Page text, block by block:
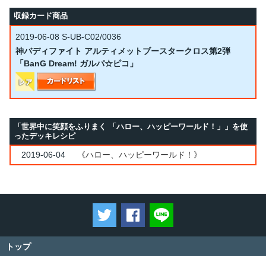
収録カード商品
2019-06-08 S-UB-C02/0036
神バディファイト アルティメットブースタークロス第2弾
「BanG Dream! ガルパ☆ピコ」
「世界中に笑顔をふりまく 「ハロー、ハッピーワールド！」」を使
ったデッキレシピ
2019-06-04 《ハロー、ハッピーワールド！》
ツイートするFacebookでシェアする
トップ